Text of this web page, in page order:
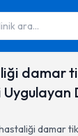
ara...
damar
damar